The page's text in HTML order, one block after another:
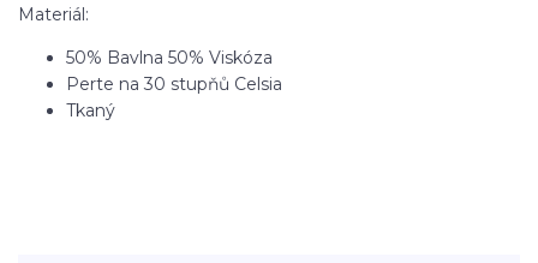
Materiál:
50% Bavlna 50% Viskóza
Perte na 30 stupňů Celsia
Tkaný